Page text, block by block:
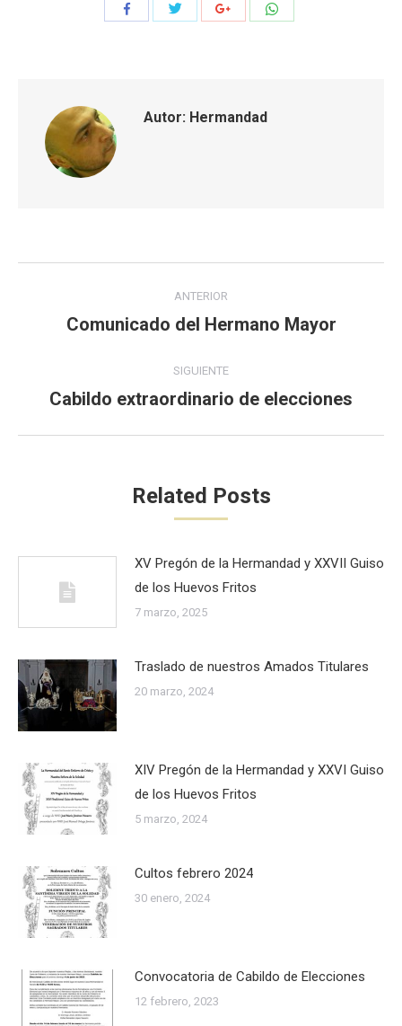
CompartirCompartir CompartirCompartir
Autor: Hermandad
entre
publicaciones
ANTERIOR
Publicación
Comunicado del Hermano Mayor
SIGUIENTE
Publicación
Cabildo extraordinario de elecciones
Related Posts
XV Pregón de la Hermandad y XXVII Guiso
de los Huevos Fritos
7 marzo, 2025
Traslado de nuestros Amados Titulares
20 marzo, 2024
XIV Pregón de la Hermandad y XXVI Guiso
de los Huevos Fritos
5 marzo, 2024
Cultos febrero 2024
30 enero, 2024
Convocatoria de Cabildo de Elecciones
12 febrero, 2023